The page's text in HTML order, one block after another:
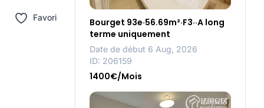
Favori
Bourget 93e·56.69m²·F3··A long
terme uniquement
Date de début 6 Aug, 2026
ID: 206159
1400€/Mois